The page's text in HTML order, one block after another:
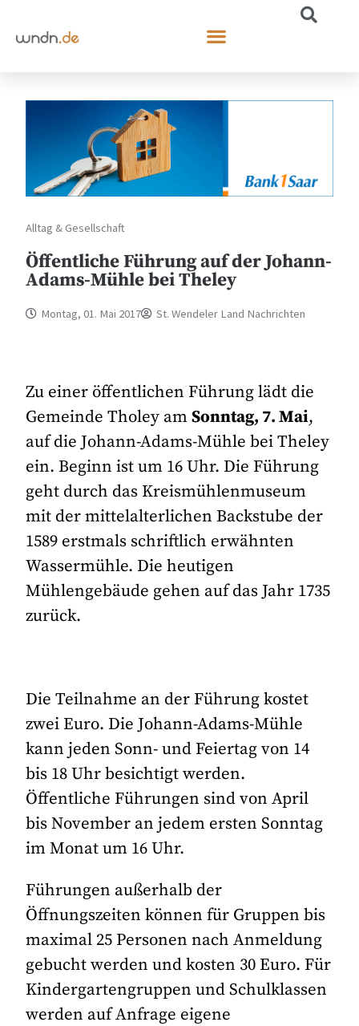
Alltag & Gesellschaft
Öffentliche Führung auf der Johann-
Adams-Mühle bei Theley
Montag, 01. Mai 2017 St. Wendeler Land Nachrichten
Zu einer öffentlichen Führung lädt die
Gemeinde Tholey amSonntag, 7. Mai,
auf die Johann-Adams-Mühle bei Theley
ein. Beginn ist um 16 Uhr. Die Führung
geht durch das Kreismühlenmuseum
mit der mittelalterlichen Backstube der
1589 erstmals schriftlich erwähnten
Wassermühle. Die heutigen
Mühlengebäude gehen auf das Jahr 1735
zurück.
Die Teilnahme an der Führung kostet
zwei Euro. Die Johann-Adams-Mühle
kann jeden Sonn- und Feiertag von 14
bis 18 Uhr besichtigt werden.
Öffentliche Führungen sind von April
bis November an jedem ersten Sonntag
im Monat um 16 Uhr.
Führungen außerhalb der
Öffnungszeiten können für Gruppen bis
maximal 25 Personen nach Anmeldung
gebucht werden und kosten 30 Euro. Für
Kindergartengruppen und Schulklassen
werden auf Anfrage eigene